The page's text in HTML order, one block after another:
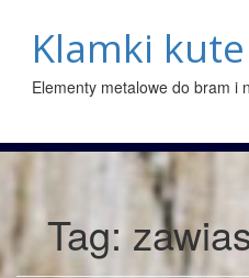
contentKlamki kute
Elementy metalowe do bram i
Tag: